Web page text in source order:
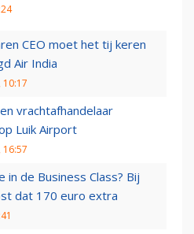
CEO moet het tij keren
Air India
10:17
vrachtafhandelaar
Luik Airport
16:57
in de Business Class? Bij
dat 170 euro extra